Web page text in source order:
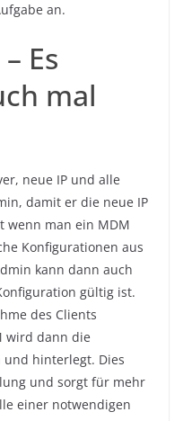
an.
Es
mal
neue IP und alle
damit er die neue IP
wenn man ein MDM
Konfigurationen aus
kann dann auch
gültig ist.
des Clients
wird dann die
hinterlegt. Dies
und sorgt für mehr
einer notwendigen